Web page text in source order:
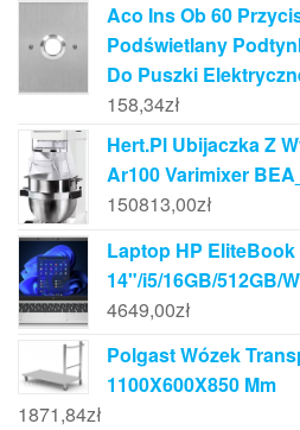
Aco Ins Ob 60
Podświetlany
Do Puszki
158,34zł
Hert.Pl Ubijaczka Z
Ar100 Varimixer
150813,00zł
Laptop HP EliteBook
14"/i5/16GB/512GB/
4649,00zł
Polgast Wózek
1100X600X850 Mm
1871,84zł